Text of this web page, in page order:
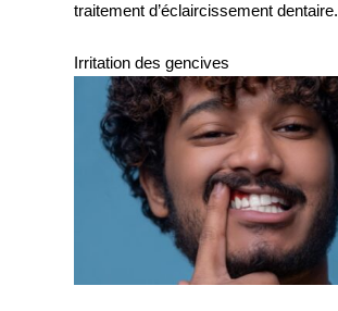
traitement d’éclaircissement dentaire.
Irritation des gencives